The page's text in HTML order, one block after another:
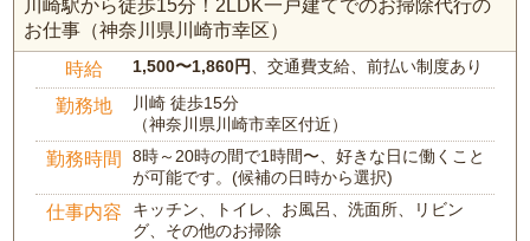
川崎駅から徒歩15分！2LDK一戸建てでのお掃除代行の
お仕事（神奈川県川崎市幸区）
時給 1,500〜1,860円 、交通費支給、前払い制度あり
勤務地
川崎 徒歩15分
（神奈川県川崎市幸区付近）
勤務時間
8時～20時の間で1時間〜、好きな日に働くこと
が可能です。(候補の日時から選択)
仕事内容
キッチン、トイレ、お風呂、洗面所、リビン
グ、その他のお掃除